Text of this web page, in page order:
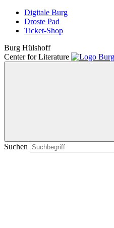
Digitale Burg
Droste Pad
Ticket-Shop
Burg Hülshoff
Center for Literature
Suchen